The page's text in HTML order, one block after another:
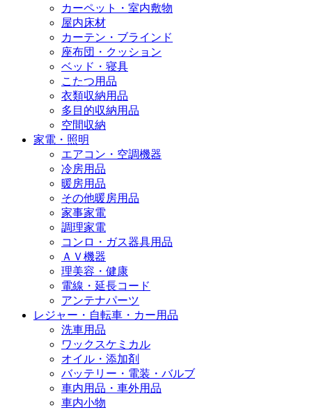
カーペット・室内敷物
屋内床材
カーテン・ブラインド
座布団・クッション
ベッド・寝具
こたつ用品
衣類収納用品
多目的収納用品
空間収納
家電・照明
エアコン・空調機器
冷房用品
暖房用品
その他暖房用品
家事家電
調理家電
コンロ・ガス器具用品
ＡＶ機器
理美容・健康
電線・延長コード
アンテナパーツ
レジャー・自転車・カー用品
洗車用品
ワックスケミカル
オイル・添加剤
バッテリー・電装・バルブ
車内用品・車外用品
車内小物